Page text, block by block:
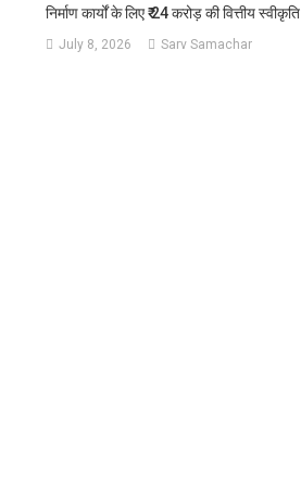
निर्माण कार्यों के लिए ₹ 24 करोड़ की वित्तीय स्वीकृति
July 8, 2026 Sarv Samachar